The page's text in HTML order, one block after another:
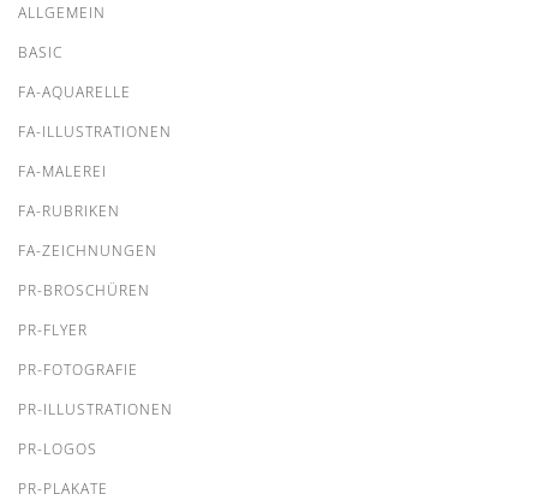
ALLGEMEIN
BASIC
FA-AQUARELLE
FA-ILLUSTRATIONEN
FA-MALEREI
FA-RUBRIKEN
FA-ZEICHNUNGEN
PR-BROSCHÜREN
PR-FLYER
PR-FOTOGRAFIE
PR-ILLUSTRATIONEN
PR-LOGOS
PR-PLAKATE